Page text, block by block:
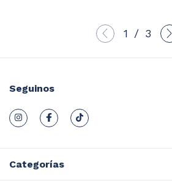
1 / 3
Seguinos
Categorías